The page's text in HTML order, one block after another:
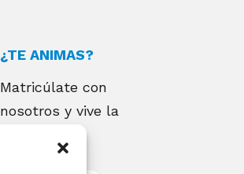
¿TE ANIMAS?
Matricúlate con
nosotros y vive la